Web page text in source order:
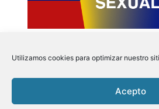
Utilizamos cookies para optimizar nuestro
Acepto